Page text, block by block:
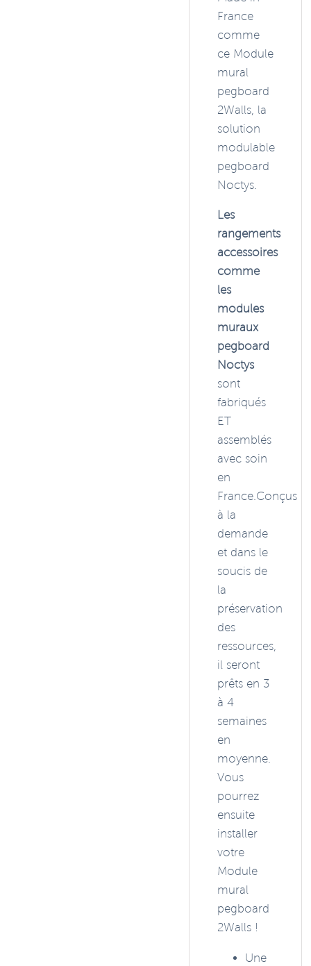
France
comme
ce Module
mural
pegboard
2Walls, la
solution
modulable
pegboard
Noctys.
Les
rangements
accessoires
comme
les
modules
muraux
pegboard
Noctys
sont
fabriqués
ET
assemblés
avec soin
en
France.Conçus
à la
demande
et dans le
soucis de
la
préservation
des
ressources,
il seront
prêts en 3
à 4
semaines
en
moyenne.
Vous
pourrez
ensuite
installer
votre
Module
mural
pegboard
2Walls !
Une